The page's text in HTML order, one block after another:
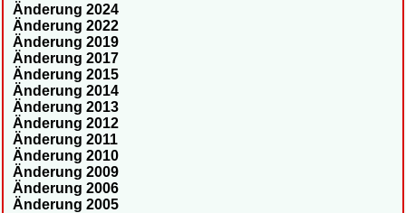
Änderung 2024
Änderung 2022
Änderung 2019
Änderung 2017
Änderung 2015
Änderung 2014
Änderung 2013
Änderung 2012
Änderung 2011
Änderung 2010
Änderung 2009
Änderung 2006
Änderung 2005